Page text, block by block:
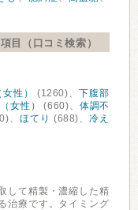
目（口コミ検索）
性） (1260)、下腹部
女性） (660)、 体調不
、 ほてり (688)、冷え
して精製・濃縮した精
治療です。タイミング